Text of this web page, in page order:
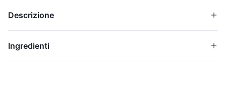
Descrizione
Ingredienti